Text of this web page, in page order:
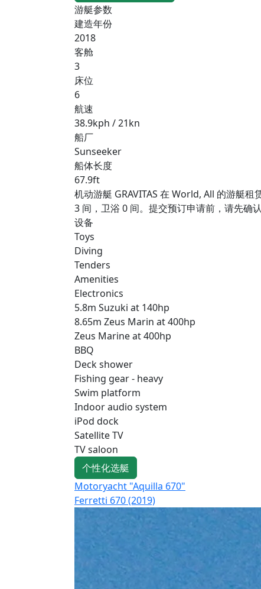
游艇参数
建造年份
2018
客舱
3
床位
6
航速
38.9kph / 21kn
船厂
Sunseeker
船体长度
67.9ft
机动游艇 GRAVITAS 在 World, All 的游艇
3 间，卫浴 0 间。提交预订申请前，请先确
设备
Toys
Diving
Tenders
Amenities
Electronics
5.8m Suzuki at 140hp
8.65m Zeus Marin at 400hp
Zeus Marine at 400hp
BBQ
Deck shower
Fishing gear - heavy
Swim platform
Indoor audio system
iPod dock
Satellite TV
TV saloon
个性化选艇
Motoryacht "Aquilla 670"
Ferretti 670 (2019)